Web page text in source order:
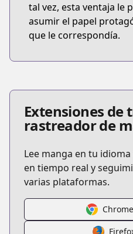
tal vez, esta ventaja le
asumir el papel
que le correspondía.
Extensiones de
rastreador de
Lee manga en tu
en tiempo real y
varias plataformas.